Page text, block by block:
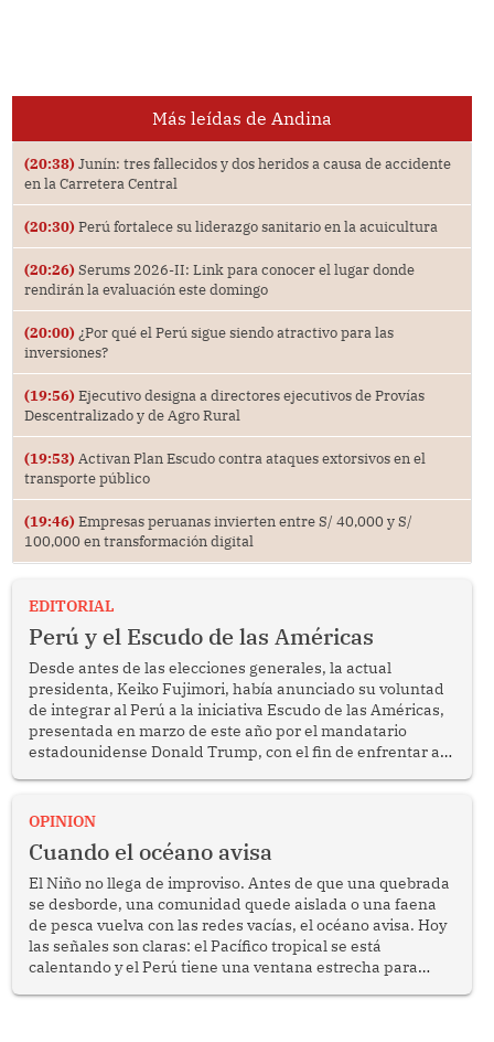
Más leídas de Andina
(20:38) Junín: tres fallecidos y dos heridos a causa de accidente
en la Carretera Central
(20:30) Perú fortalece su liderazgo sanitario en la acuicultura
(20:26) Serums 2026-II: Link para conocer el lugar donde
rendirán la evaluación este domingo
(20:00) ¿Por qué el Perú sigue siendo atractivo para las
inversiones?
(19:56) Ejecutivo designa a directores ejecutivos de Provías
Descentralizado y de Agro Rural
(19:53) Activan Plan Escudo contra ataques extorsivos en el
transporte público
(19:46) Empresas peruanas invierten entre S/ 40,000 y S/
100,000 en transformación digital
EDITORIAL
Perú y el Escudo de las Américas
Desde antes de las elecciones generales, la actual
presidenta, Keiko Fujimori, había anunciado su voluntad
de integrar al Perú a la iniciativa Escudo de las Américas,
presentada en marzo de este año por el mandatario
estadounidense Donald Trump, con el fin de enfrentar al
OPINION
Cuando el océano avisa
El Niño no llega de improviso. Antes de que una quebrada
se desborde, una comunidad quede aislada o una faena
de pesca vuelva con las redes vacías, el océano avisa. Hoy
las señales son claras: el Pacífico tropical se está
calentando y el Perú tiene una ventana estrecha para